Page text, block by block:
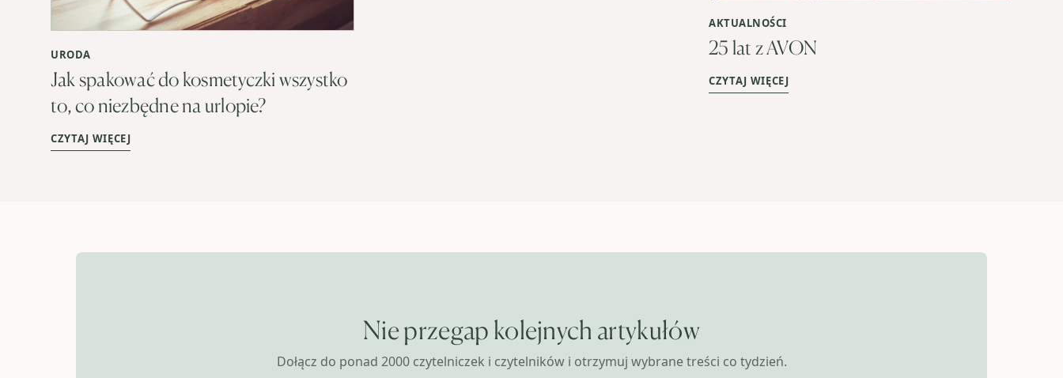
URODA
Jak spakować do kosmetyczki wszystko
to, co niezbędne na urlopie?
CZYTAJ WIĘCEJ
AKTUALNOŚCI
25 lat z AVON
CZYTAJ WIĘCEJ
Nie przegap kolejnych artykułów
Dołącz do ponad 2000 czytelniczek i czytelników i otrzymuj wybrane treści co tydzień.